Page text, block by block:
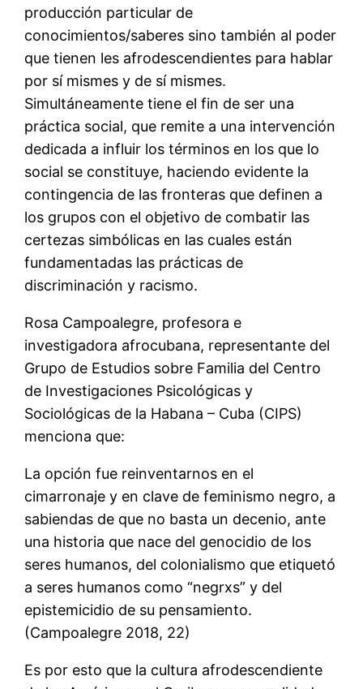
producción particular de
conocimientos/saberes sino también al poder
que tienen les afrodescendientes para hablar
por sí mismes y de sí mismes.
Simultáneamente tiene el fin de ser una
práctica social, que remite a una intervención
dedicada a influir los términos en los que lo
social se constituye, haciendo evidente la
contingencia de las fronteras que definen a
los grupos con el objetivo de combatir las
certezas simbólicas en las cuales están
fundamentadas las prácticas de
discriminación y racismo.
Rosa Campoalegre, profesora e
investigadora afrocubana, representante del
Grupo de Estudios sobre Familia del Centro
de Investigaciones Psicológicas y
Sociológicas de la Habana – Cuba (CIPS)
menciona que:
La opción fue reinventarnos en el
cimarronaje y en clave de feminismo negro, a
sabiendas de que no basta un decenio, ante
una historia que nace del genocidio de los
seres humanos, del colonialismo que etiquetó
a seres humanos como “negrxs” y del
epistemicidio de su pensamiento.
(Campoalegre 2018, 22)
Es por esto que la cultura afrodescendiente